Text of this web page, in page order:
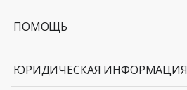
ПОМОЩЬ
ЮРИДИЧЕСКАЯ ИНФОРМАЦИЯ